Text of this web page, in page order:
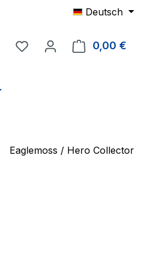
Deutsch
Du hast 0 Produkte auf
0,00 €
Eaglemoss / Hero Collector